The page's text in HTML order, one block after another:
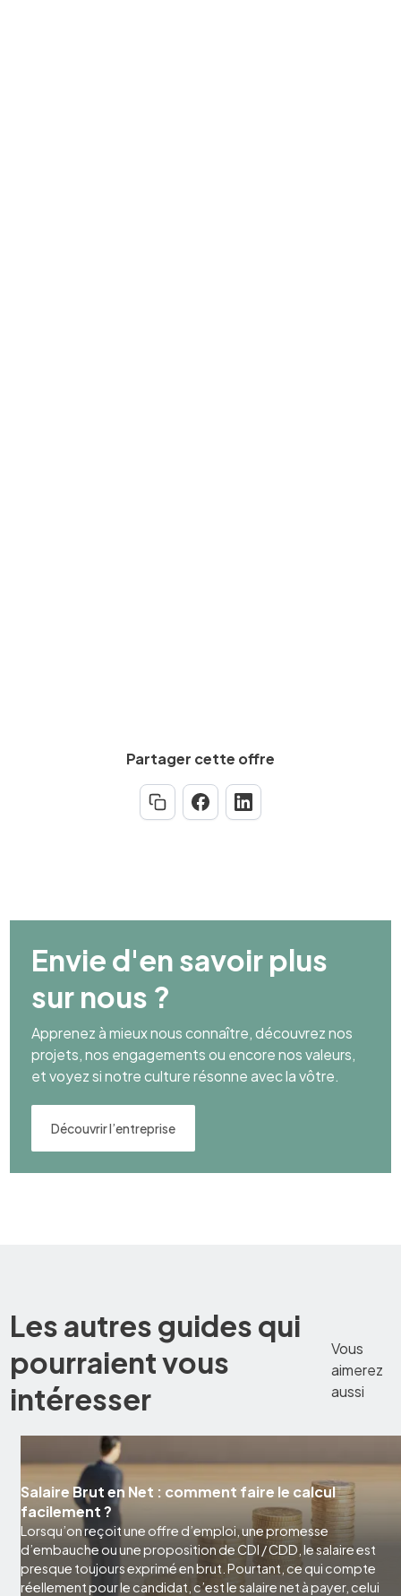
Partager cette offre
Envie d'en savoir plus
sur nous ?
Apprenez à mieux nous connaître, découvrez nos
projets, nos engagements ou encore nos valeurs,
et voyez si notre culture résonne avec la vôtre.
Découvrir l’entreprise
Les autres guides qui
pourraient vous
intéresser
Vous
aimerez
aussi
Salaire Brut en Net : comment faire le calcul
facilement ?
Lorsqu’on reçoit une offre d’emploi, une promesse
d’embauche ou une proposition de CDI / CDD, le salaire est
presque toujours exprimé en brut. Pourtant, ce qui compte
réellement pour le candidat, c’est le salaire net à payer, celui